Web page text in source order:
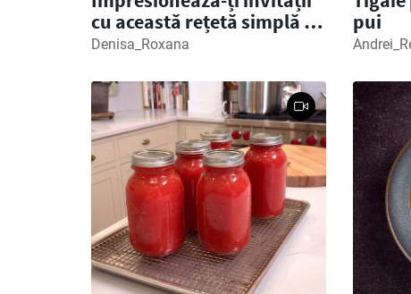
cu această rețetă simplă și
delicioasă de legume la
Denisa_Roxana
pui